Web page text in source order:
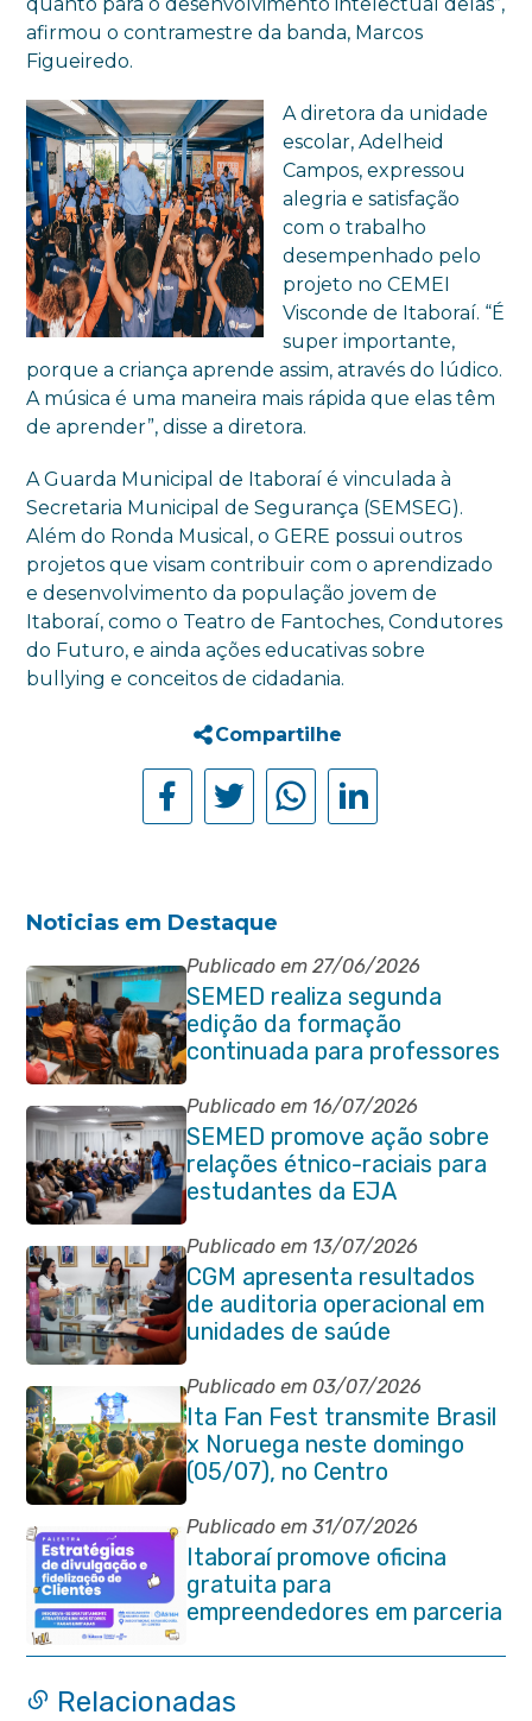
afirmou o contramestre da banda, Marcos
Figueiredo.
A diretora da unidade
escolar, Adelheid
Campos, expressou
alegria e satisfação
com o trabalho
desempenhado pelo
projeto no CEMEI
Visconde de Itaboraí. “É
super importante,
porque a criança aprende assim, através do lúdico.
A música é uma maneira mais rápida que elas têm
de aprender”, disse a diretora.
A Guarda Municipal de Itaboraí é vinculada à
Secretaria Municipal de Segurança (SEMSEG).
Além do Ronda Musical, o GERE possui outros
projetos que visam contribuir com o aprendizado
e desenvolvimento da população jovem de
Itaboraí, como o Teatro de Fantoches, Condutores
do Futuro, e ainda ações educativas sobre
bullying e conceitos de cidadania.
Compartilhe
Noticias em Destaque
Publicado em 27/06/2026
SEMED realiza segunda
edição da formação
continuada para professores
e coordenadores
pedagógicos
Publicado em 16/07/2026
SEMED promove ação sobre
relações étnico-raciais para
estudantes da EJA
Publicado em 13/07/2026
CGM apresenta resultados
de auditoria operacional em
unidades de saúde
Publicado em 03/07/2026
Ita Fan Fest transmite Brasil
x Noruega neste domingo
(05/07), no Centro
Publicado em 31/07/2026
Itaboraí promove oficina
gratuita para
empreendedores em parceria
Relacionadas